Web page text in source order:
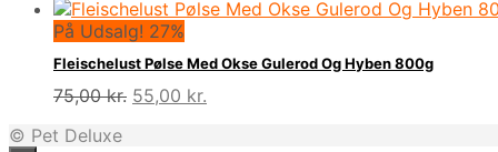
På Udsalg! 27%
Fleischelust Pølse Med Okse Gulerod Og Hyben 800g
75,00kr. Den
55,00 kr.
© Pet Deluxe